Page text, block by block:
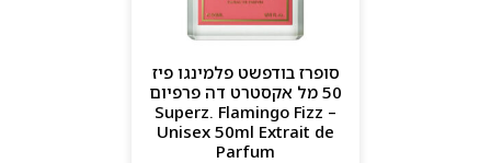
סופרז בודפשט פלמינגו פיז
50 מל אקסטרט דה פרפיום
– Superz. Flamingo Fizz
Unisex 50ml Extrait de
Parfum